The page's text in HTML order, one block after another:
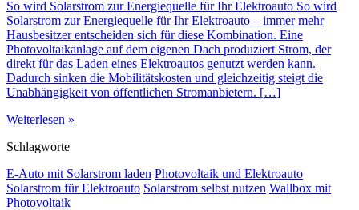
So wird Solarstrom zur Energiequelle für Ihr Elektroauto So wird
Solarstrom zur Energiequelle für Ihr Elektroauto – immer mehr
Hausbesitzer entscheiden sich für diese Kombination. Eine
Photovoltaikanlage auf dem eigenen Dach produziert Strom, der
direkt für das Laden eines Elektroautos genutzt werden kann.
Dadurch sinken die Mobilitätskosten und gleichzeitig steigt die
Unabhängigkeit von öffentlichen Stromanbietern. […]
Weiterlesen »
Schlagworte
E-Auto mit Solarstrom laden Photovoltaik und Elektroauto
Solarstrom für Elektroauto Solarstrom selbst nutzen Wallbox mit
Photovoltaik